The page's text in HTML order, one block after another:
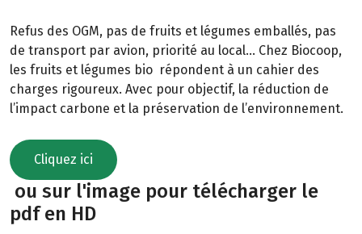
Refus des OGM, pas de fruits et légumes emballés, pas
de transport par avion, priorité au local… Chez Biocoop,
les fruits et légumes bio répondent à un cahier des
charges rigoureux. Avec pour objectif, la réduction de
l’impact carbone et la préservation de l’environnement.
Cliquez ici
ou sur l'image pour télécharger le
pdf en HD